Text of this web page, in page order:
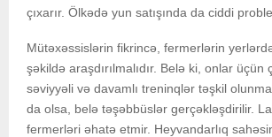
çıxarır. Ölkədə yun satışında da ciddi
Mütəxəssislərin fikrincə, fermerlərin
şəkildə araşdırılmalıdır. Belə ki, onlar
səviyyəli və davamlı treninqlər təşkil
da olsa, belə təşəbbüslər gerçəkləşdirilir.
fermerləri əhatə etmir. Heyvandarlıq